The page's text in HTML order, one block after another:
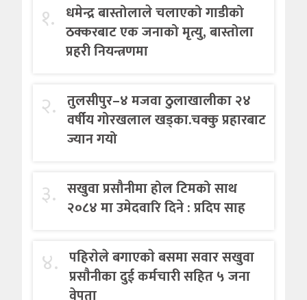
१. धमेन्द्र बास्तोलाले चलाएको गाडीको
ठक्करबाट एक जनाको मृत्यु, बास्तोला
प्रहरी नियन्त्रणमा
२. तुलसीपुर–४ मजवा ठुलाखालीका २४
वर्षीय गोरखलाल खड्का.चक्कु प्रहारबाट
ज्यान गयो
३. सखुवा प्रसौनीमा होल टिमको साथ
२०८४ मा उमेदवारि दिने : प्रदिप साह
४. पहिराेले बगाएकाे बसमा सवार सखुवा
प्रसाैनीका दुई कर्मचारी सहित ५ जना